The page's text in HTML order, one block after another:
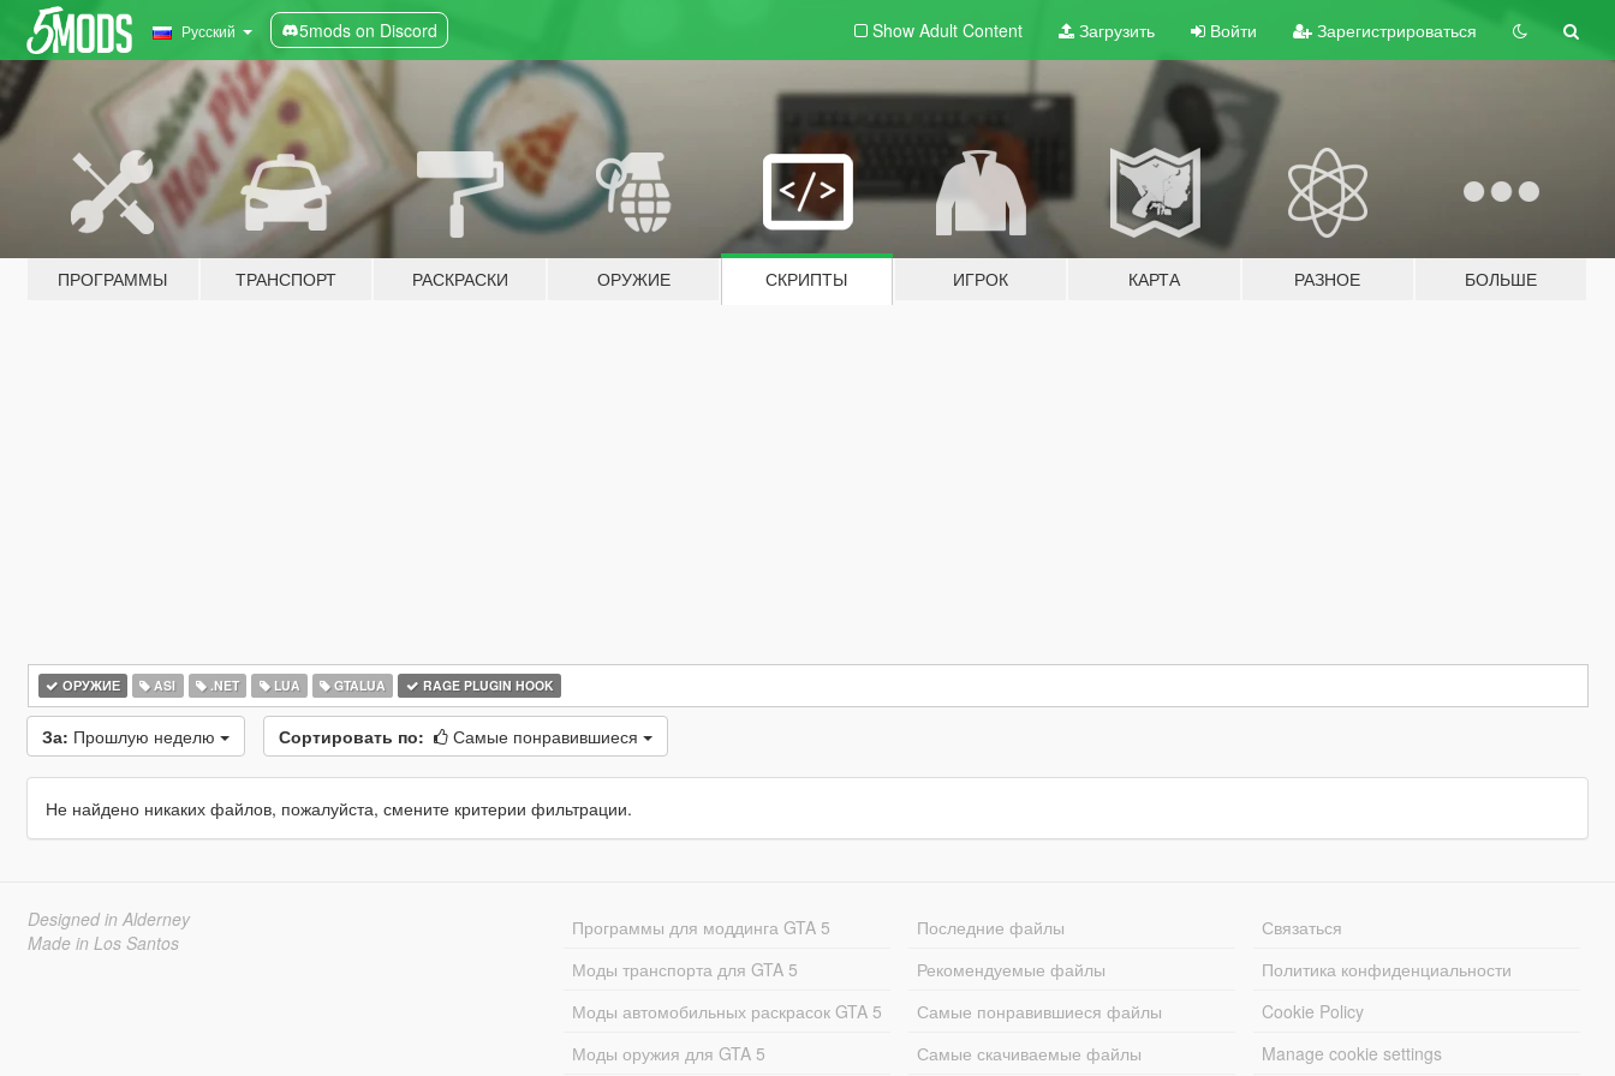
Русский 5mods on Discord Show Adult Content Загрузить Войти Зарегистрироваться
ПРОГРАММЫ ТРАНСПОРТ РАСКРАСКИ ОРУЖИЕ СКРИПТЫ ИГРОК КАРТА РАЗНОЕ БОЛЬШЕ
ОРУЖИЕ ASI .NET LUA GTALUA RAGE PLUGIN HOOK
За: Прошлую неделю Сортировать по: Самые понравившиеся
Не найдено никаких файлов, пожалуйста, смените критерии фильтрации.
Designed in Alderney
Made in Los Santos
Программы для моддинга GTA 5
Моды транспорта для GTA 5
Моды автомобильных раскрасок GTA 5
Моды оружия для GTA 5
Последние файлы
Рекомендуемые файлы
Самые понравившиеся файлы
Самые скачиваемые файлы
Связаться
Политика конфиденциальности
Cookie Policy
Manage cookie settings